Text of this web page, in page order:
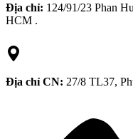
Địa chỉ: 124/91/23 Phan
HCM .
Địa chỉ CN: 27/8 TL37,